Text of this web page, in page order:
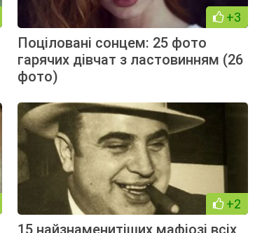
+3
Поціловані сонцем: 25 фото
гарячих дівчат з ластовинням (26
фото)
+2
15 найзнаменитіших мафіозі всіх